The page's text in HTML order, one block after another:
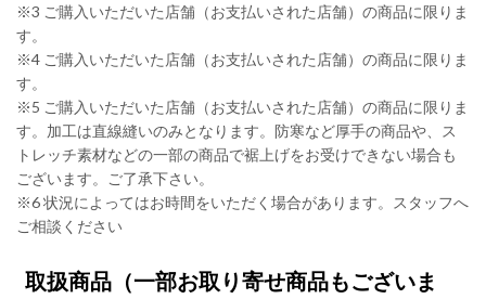
※3 ご購入いただいた店舗（お支払いされた店舗）の商品に限りま
す。
※4 ご購入いただいた店舗（お支払いされた店舗）の商品に限りま
す。
※5 ご購入いただいた店舗（お支払いされた店舗）の商品に限りま
す。加工は直線縫いのみとなります。防寒など厚手の商品や、ス
トレッチ素材などの一部の商品で裾上げをお受けできない場合も
ございます。ご了承下さい。
※6 状況によってはお時間をいただく場合があります。スタッフへ
ご相談ください
取扱商品（一部お取り寄せ商品もございま